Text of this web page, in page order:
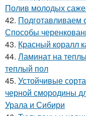
Полив молодых
42. Подготавливаем
Способы
43. Красный коралл
44. Ламинат на
теплый пол
45. Устойчивые
черной смородины
Урала и Сибири